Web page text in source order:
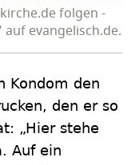
folgen -
evangelisch.de.
Kondom den
den er so
„Hier stehe
Auf ein